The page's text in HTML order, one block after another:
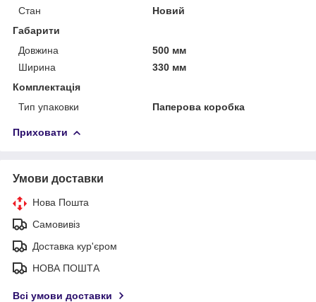
Стан
Новий
Габарити
Довжина
500 мм
Ширина
330 мм
Комплектація
Тип упаковки
Паперова коробка
Приховати
Умови доставки
Нова Пошта
Самовивіз
Доставка кур'єром
НОВА ПОШТА
Всі умови доставки